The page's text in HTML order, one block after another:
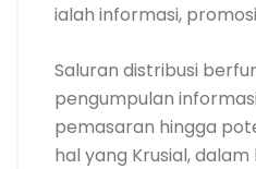
ialah informasi,
Saluran distribusi
pengumpulan
pemasaran hingga
hal yang Krusial,